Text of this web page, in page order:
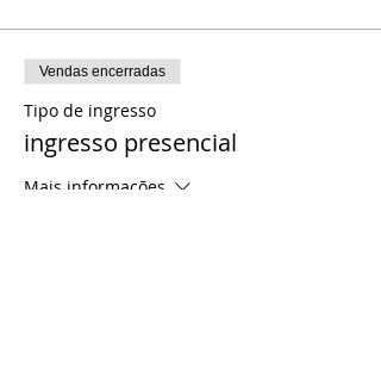
Vendas encerradas
Tipo de ingresso
ingresso presencial
Mais informações